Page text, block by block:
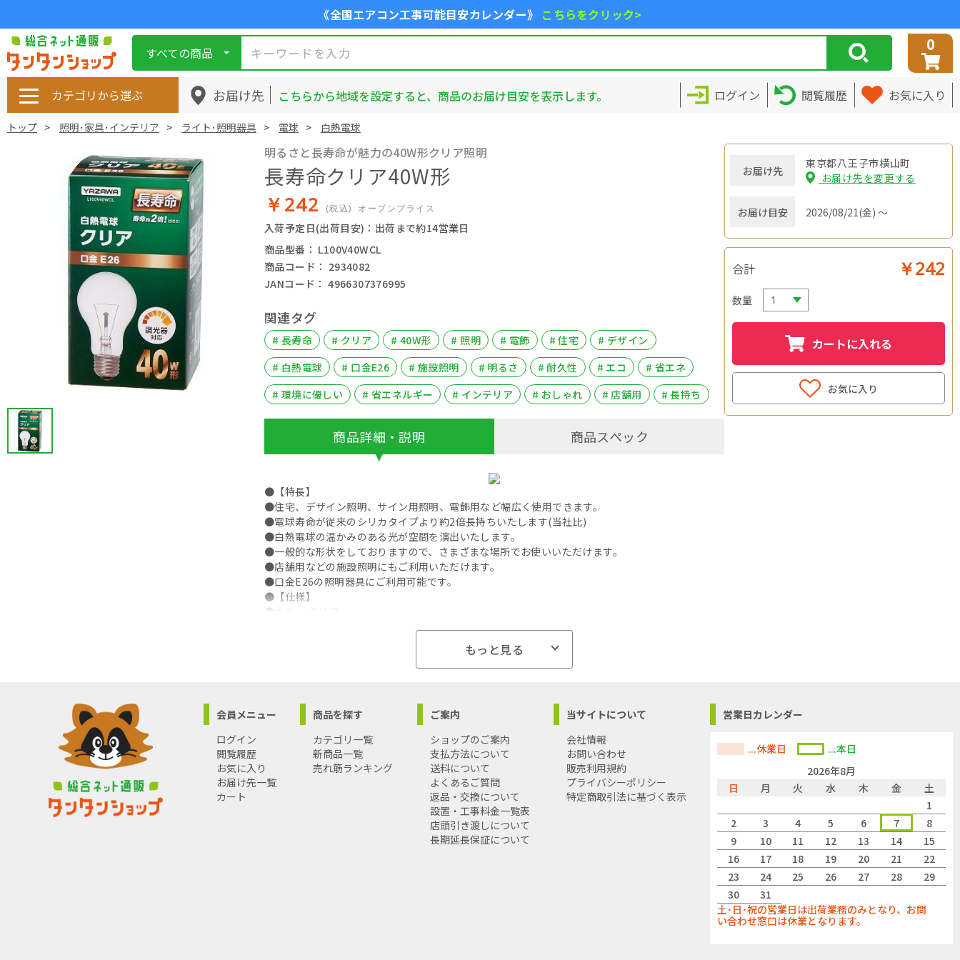
《全国エアコン工事可能目安カレンダー》 こちらをクリック>
すべての商品 0
カテゴリから選ぶ お届け先 こちらから地域を設定すると、商品のお届け目安を表示します。 ログイン 閲覧履歴 お気に入り
トップ 照明･家具･インテリア ライト･照明器具 電球 白熱電球
明るさと長寿命が魅力の40W形クリア照明
長寿命クリア40W形
￥242 (税込) オープンプライス
入荷予定日(出荷目安)：出荷まで約14営業日
商品型番： L100V40WCL
商品コード： 2934082
JANコード： 4966307376995
関連タグ
# 長寿命 # クリア # 40W形 # 照明 # 電飾 # 住宅
# デザイン
# 白熱電球
# 口金E26 # 施設照明 # 明るさ # 耐久性 # エコ
# 省エネ
# 環境に優しい
# 省エネルギー # インテリア # おしゃれ # 店舗用 # 長持ち
商品詳細・説明
●【特長】
●住宅、デザイン照明、サイン用照明、電飾用など幅広く使用できます。
●電球寿命が従来のシリカタイプより約2倍長持ちいたします(当社比)
●白熱電球の温かみのある光が空間を演出いたします。
●一般的な形状をしておりますので、さまざまな場所でお使いいただけます。
●店舗用などの施設照明にもご利用いただけます。
●口金E26の照明器具にご利用可能です。
●【仕様】
●口金:E26
●本体重量(g):32
●パッケージサイズ(mm):W61×H112×D61
●パッケージ重量(g):54
もっと見る
商品スペック
お届け先
東京都八王子市横山町
お届け先を変更する
お届け目安 2026/08/21(金) ～
合計 ￥242
数量
カートに入れる
お気に入り
会員メニュー
ログイン
閲覧履歴
お気に入り
お届け先一覧
カート
商品を探す
カテゴリ一覧
新商品一覧
売れ筋ランキング
ご案内
ショップのご案内
支払方法について
送料について
よくあるご質問
返品・交換について
設置・工事料金一覧表
店頭引き渡しについて
長期延長保証について
当サイトについて
会社情報
お問い合わせ
販売利用規約
プライバシーポリシー
特定商取引法に基づく表示
営業日カレンダー
...休業日
...本日
2026年8月
日
月 火 水 木 金
土
1
2
3 4 5 6 7
8
9
10 11 12 13 14
15
16
17 18 19 20 21
22
23
24 25 26 27 28
29
30
31
土･日･祝の営業日は出荷業務のみとなり、お問
い合わせ窓口は休業となります。